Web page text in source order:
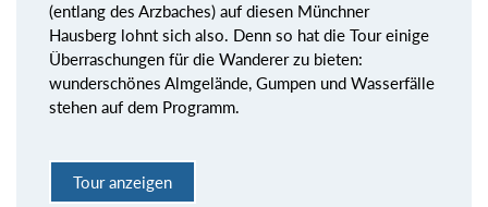
(entlang des Arzbaches) auf diesen Münchner
Hausberg lohnt sich also. Denn so hat die Tour einige
Überraschungen für die Wanderer zu bieten:
wunderschönes Almgelände, Gumpen und Wasserfälle
stehen auf dem Programm.
Tour anzeigen